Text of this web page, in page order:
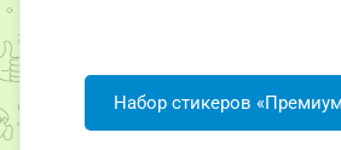
Набор стикеров